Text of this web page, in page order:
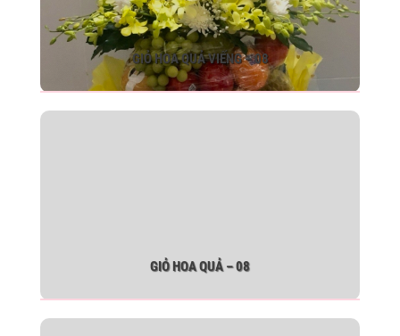
GIỎ HOA QUẢ VIẾNG – 08
GIỎ HOA QUẢ – 08